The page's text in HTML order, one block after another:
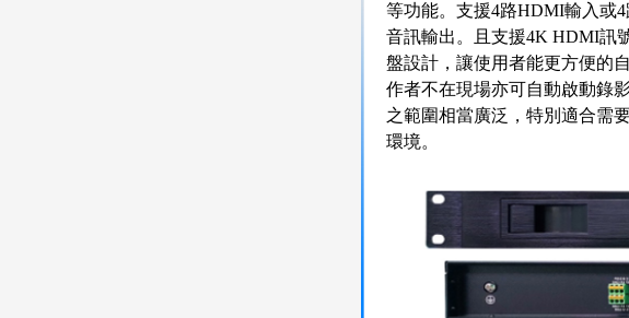
等功能。支援4路HDMI輸入或
音訊輸出。且支援4K HDMI訊
盤設計，讓使用者能更方便的
作者不在現場亦可自動啟動錄
之範圍相當廣泛，特別適合需
環境。